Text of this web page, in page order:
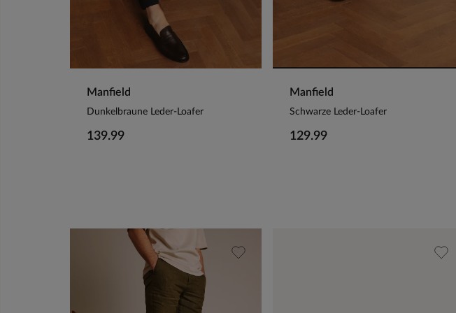
Manfield
Dunkelbraune Leder-Loafer
139.99
Manfield
Schwarze Leder-Loafer
129.99